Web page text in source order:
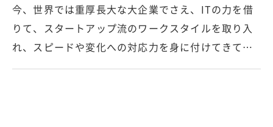
今、世界では重厚長大な大企業でさえ、ITの力を借
りて、スタートアップ流のワークスタイルを取り入
れ、スピードや変化への対応力を身に付けてきて…